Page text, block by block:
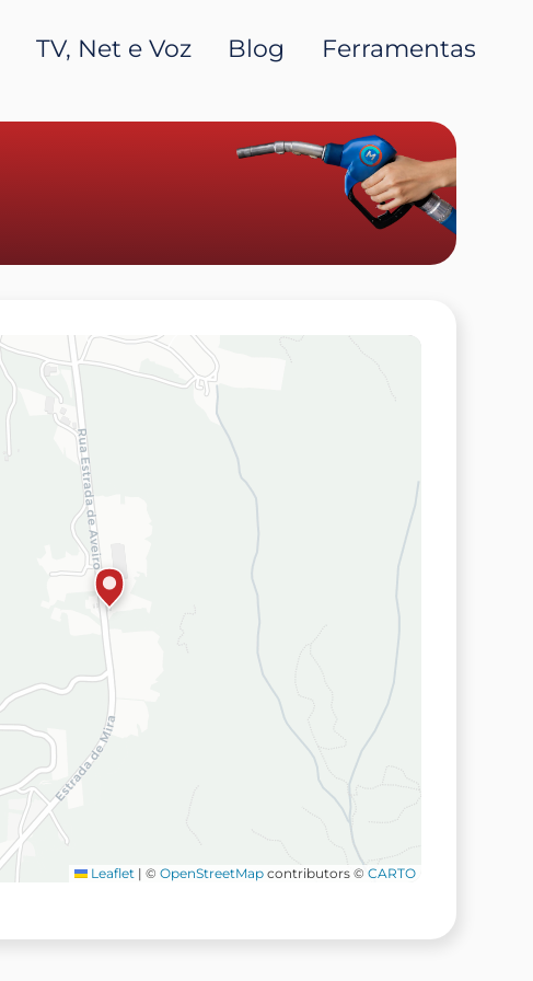
TV, Net e Voz Blog Ferramentas
Leaflet | © OpenStreetMap contributors © CARTO